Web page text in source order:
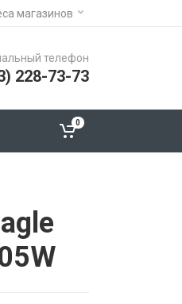
магазинов
телефон
228-73-73
0